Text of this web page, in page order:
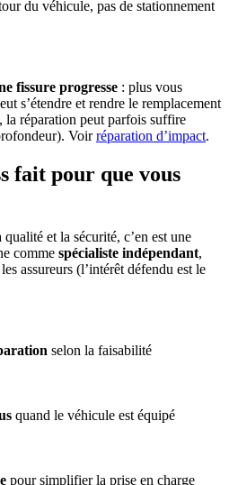
du véhicule, pas de stationnement
fissure progresse : plus vous
s’étendre et rendre le remplacement
la réparation peut parfois suffire
Voirréparation d’impact.
fait pour que vous
et la sécurité, c’en est une
comme spécialiste indépendant,
assureurs (l’intérêt défendu est le
selon la faisabilité
quand le véhicule est équipé
pour simplifier la prise en charge